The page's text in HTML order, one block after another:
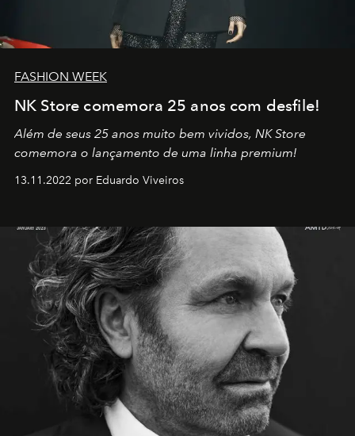
FASHION WEEK
NK Store comemora 25 anos com desfile!
Além de seus 25 anos muito bem vividos, NK Store
comemora o lançamento de uma linha premium!
13.11.2022 por Eduardo Viveiros